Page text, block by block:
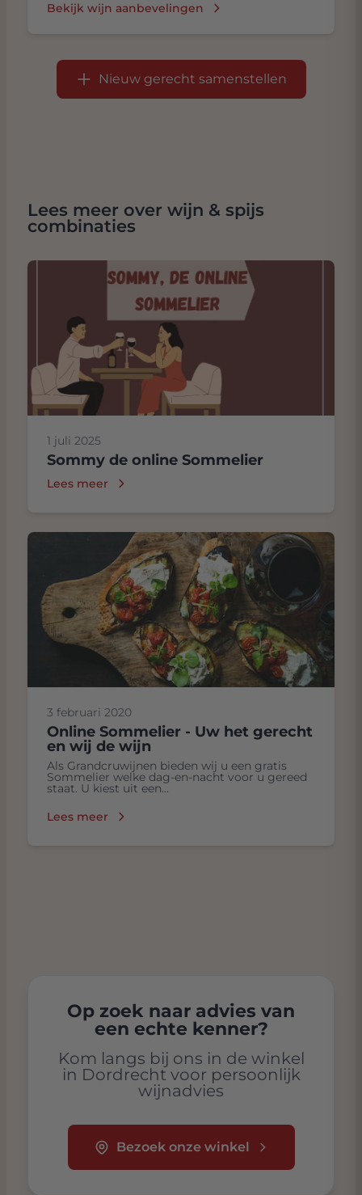
Bekijk wijn aanbevelingen
Nieuw gerecht samenstellen
Lees meer over wijn & spijs
combinaties
1 juli 2025
Sommy de online Sommelier
Lees meer
3 februari 2020
Online Sommelier - Uw het gerecht
en wij de wijn
Als Grandcruwijnen bieden wij u een gratis
Sommelier welke dag-en-nacht voor u gereed
staat. U kiest uit een...
Lees meer
Op zoek naar advies van
een echte kenner?
Kom langs bij ons in de winkel
in Dordrecht voor persoonlijk
wijnadvies
Bezoek onze winkel